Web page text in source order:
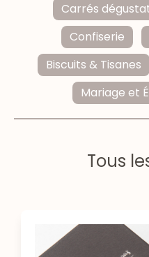
Carrés
Confiserie
Biscuits & Tisanes
Mariage et
Tous